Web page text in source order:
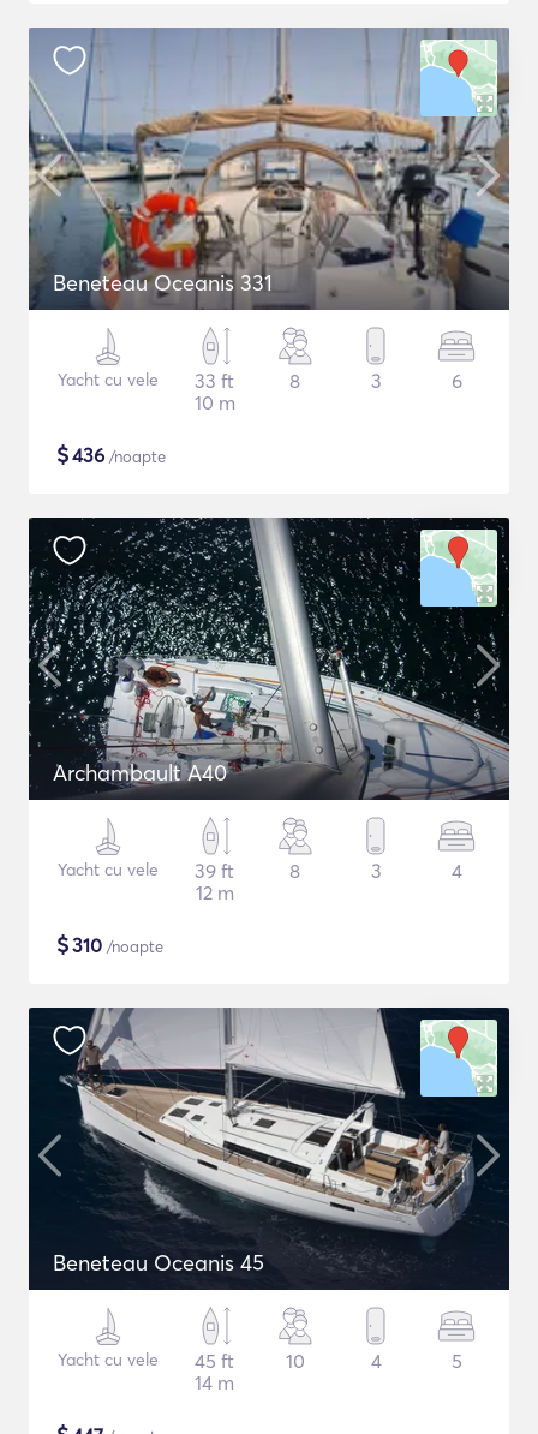
Beneteau Oceanis 331
Yacht cu vele
33 ft
10 m
8 3 6
$436 /noapte
Archambault A40
Yacht cu vele
39 ft
12 m
8 3 4
$310 /noapte
Beneteau Oceanis 45
Yacht cu vele
45 ft
14 m
10 4 5